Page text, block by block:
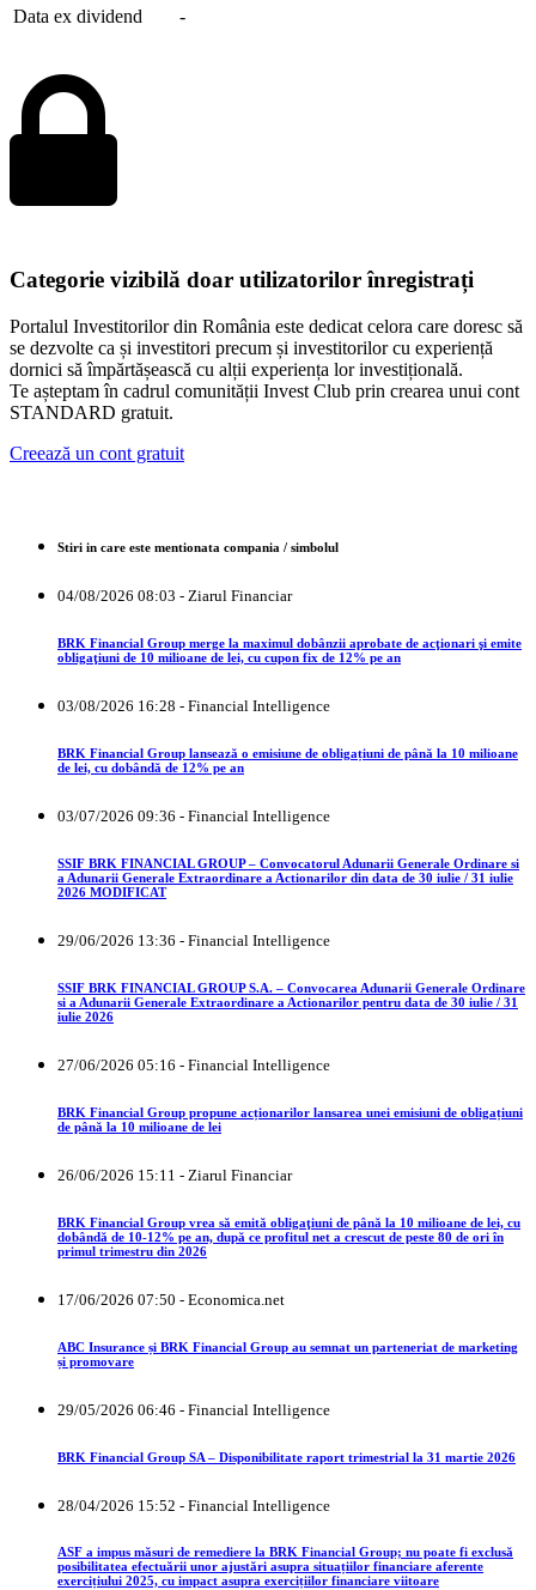
Data ex dividend -
Categorie vizibilă doar utilizatorilor înregistrați
Portalul Investitorilor din România este dedicat celora care doresc să
se dezvolte ca și investitori precum și investitorilor cu experiență
dornici să împărtășească cu alții experiența lor investițională.
Te așteptam în cadrul comunității Invest Club prin crearea unui cont
STANDARD gratuit.
Creează un cont gratuit
Stiri in care este mentionata compania / simbolul
04/08/2026 08:03 - Ziarul Financiar
BRK Financial Group merge la maximul dobânzii aprobate de acţionari şi emite
obligaţiuni de 10 milioane de lei, cu cupon fix de 12% pe an
03/08/2026 16:28 - Financial Intelligence
BRK Financial Group lansează o emisiune de obligațiuni de până la 10 milioane
de lei, cu dobândă de 12% pe an
03/07/2026 09:36 - Financial Intelligence
SSIF BRK FINANCIAL GROUP – Convocatorul Adunarii Generale Ordinare si
a Adunarii Generale Extraordinare a Actionarilor din data de 30 iulie / 31 iulie
2026 MODIFICAT
29/06/2026 13:36 - Financial Intelligence
SSIF BRK FINANCIAL GROUP S.A. – Convocarea Adunarii Generale Ordinare
si a Adunarii Generale Extraordinare a Actionarilor pentru data de 30 iulie / 31
iulie 2026
27/06/2026 05:16 - Financial Intelligence
BRK Financial Group propune acționarilor lansarea unei emisiuni de obligațiuni
de până la 10 milioane de lei
26/06/2026 15:11 - Ziarul Financiar
BRK Financial Group vrea să emită obligaţiuni de până la 10 milioane de lei, cu
dobândă de 10-12% pe an, după ce profitul net a crescut de peste 80 de ori în
primul trimestru din 2026
17/06/2026 07:50 - Economica.net
ABC Insurance și BRK Financial Group au semnat un parteneriat de marketing
și promovare
29/05/2026 06:46 - Financial Intelligence
BRK Financial Group SA – Disponibilitate raport trimestrial la 31 martie 2026
28/04/2026 15:52 - Financial Intelligence
ASF a impus măsuri de remediere la BRK Financial Group; nu poate fi exclusă
posibilitatea efectuării unor ajustări asupra situațiilor financiare aferente
exercițiului 2025, cu impact asupra exercițiilor financiare viitoare